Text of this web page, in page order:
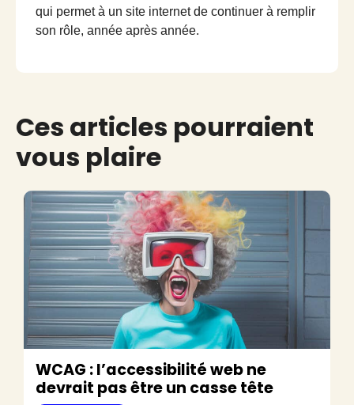
qui permet à un site internet de continuer à remplir
son rôle, année après année.
Ces articles pourraient
vous plaire
WCAG : l’accessibilité web ne
devrait pas être un casse tête